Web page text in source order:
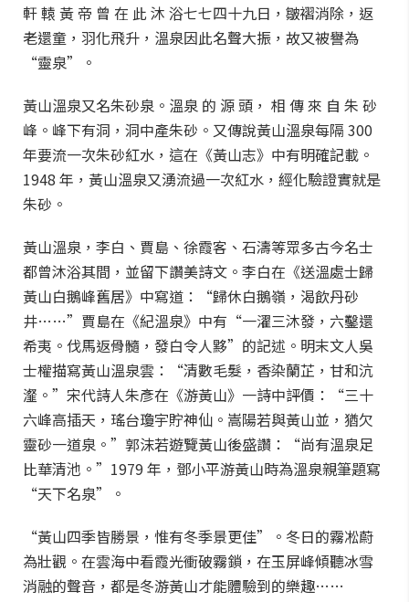
軒 轅 黃 帝 曾 在 此 沐 浴七七四十九日，皺褶消除，返
老還童，羽化飛升，溫泉因此名聲大振，故又被譽為
“靈泉”。
黃山溫泉又名朱砂泉。溫泉 的 源 頭， 相 傳 來 自 朱 砂
峰。峰下有洞，洞中產朱砂。又傳說黃山溫泉每隔 300
年要流一次朱砂紅水，這在《黃山志》中有明確記載。
1948 年，黃山溫泉又湧流過一次紅水，經化驗證實就是
朱砂。
黃山溫泉，李白、賈島、徐霞客、石濤等眾多古今名士
都曾沐浴其間，並留下讚美詩文。李白在《送溫處士歸
黃山白鵝峰舊居》中寫道：“歸休白鵝嶺，渴飲丹砂
井……”賈島在《紀溫泉》中有“一濯三沐發，六鑿還
希夷。伐馬返骨髓，發白令人黟”的記述。明末文人吳
士權描寫黃山溫泉雲：“清數毛髮，香染蘭芷，甘和沆
瀣。”宋代詩人朱彥在《游黃山》一詩中評價：“三十
六峰高插天，瑤台瓊宇貯神仙。嵩陽若與黃山並，猶欠
靈砂一道泉。”郭沫若遊覽黃山後盛讚：“尚有溫泉足
比華清池。”1979 年，鄧小平游黃山時為溫泉親筆題寫
“天下名泉”。
“黃山四季皆勝景，惟有冬季景更佳”。冬日的霧凇蔚
為壯觀。在雲海中看霞光衝破霧鎖，在玉屏峰傾聽冰雪
消融的聲音，都是冬游黃山才能體驗到的樂趣……